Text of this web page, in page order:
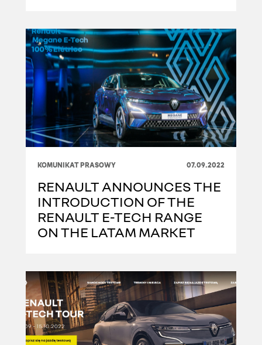
KOMUNIKAT PRASOWY 07.09.2022
RENAULT ANNOUNCES THE
INTRODUCTION OF THE
RENAULT E-TECH RANGE
ON THE LATAM MARKET